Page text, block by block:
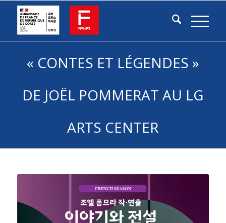
« CONTES ET LÉGENDES »
DE JOËL POMMERAT AU LG
ARTS CENTER